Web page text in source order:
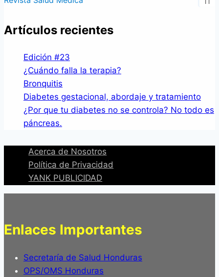
Artículos recientes
Edición #23
¿Cuándo falla la terapia?
Bronquitis
Diabetes gestacional, abordaje y tratamiento
¿Por que tu diabetes no se controla? No todo es
páncreas.
Acerca de Nosotros
Política de Privacidad
YANK PUBLICIDAD
Enlaces Importantes
Secretaría de Salud Honduras
OPS/OMS Honduras